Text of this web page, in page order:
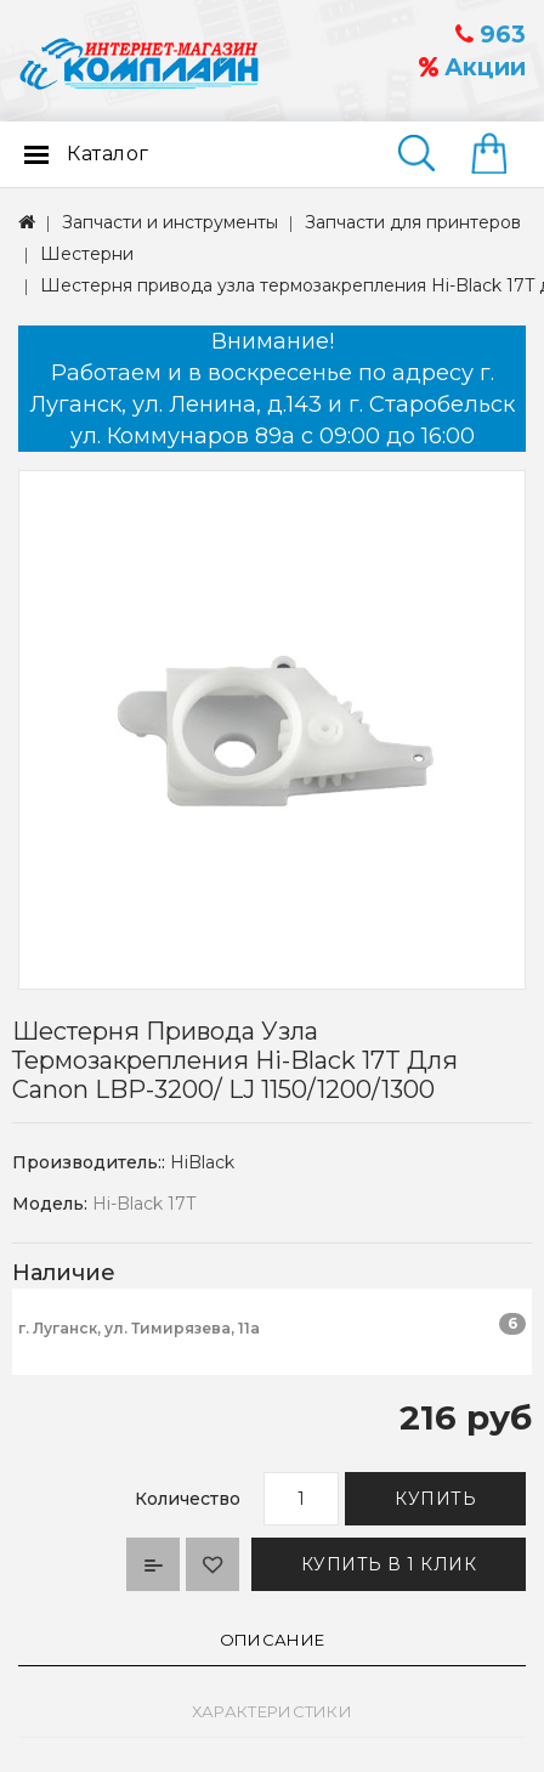
963
Акции
Найти
Каталог
Запчасти и инструменты
Запчасти для принтеров
Шестерни
Шестерня привода узла термозакрепления Hi-Black
Внимание!
Работаем и в воскресенье по адресу г.
Луганск, ул. Ленина, д.143 и г. Старобельск
ул. Коммунаров 89а с 09:00 до 16:00
Шестерня Привода Узла
Термозакрепления Hi-Black 17T Для
Сanon LBP-3200/ LJ 1150/1200/1300
Производитель:: HiBlack
Модель: Hi-Black 17T
Наличие
г. Луганск, ул. Тимирязева, 11а 6
216 руб
Количество КУПИТЬ
КУПИТЬ В 1 КЛИК
ОПИСАНИЕ
ХАРАКТЕРИСТИКИ